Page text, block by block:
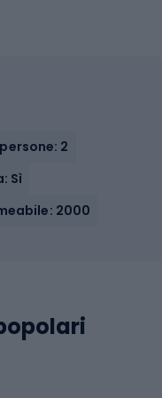
2
Sì
2000